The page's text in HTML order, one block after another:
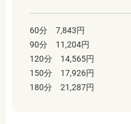
60分 7,843円
90分 11,204円
120分 14,565円
150分 17,926円
180分 21,287円